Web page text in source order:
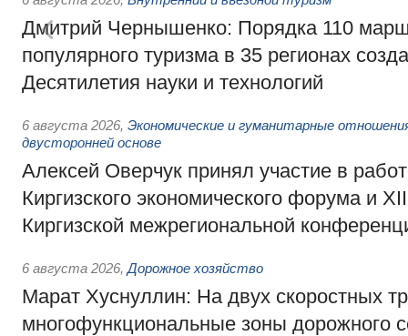
Дмитрий Чернышенко: Порядка 110
популярного туризма в 35 регионах
Десятилетия науки и технологий
6 августа 2026, Экономические и гуманитарные
двусторонней основе
Алексей Оверчук принял участие в
Киргизского экономического форума и
Киргизской межрегиональной
6 августа 2026, Дорожное хозяйство
Марат Хуснуллин: На двух скоростных
многофункциональные зоны дорожного